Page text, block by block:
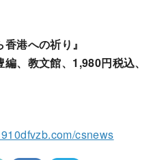
港への祈り』
、教文館、1,980円税込、
csnews